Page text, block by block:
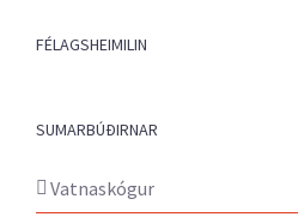
FÉLAGSHEIMILIN
SUMARBÚÐIRNAR
Vatnaskógur